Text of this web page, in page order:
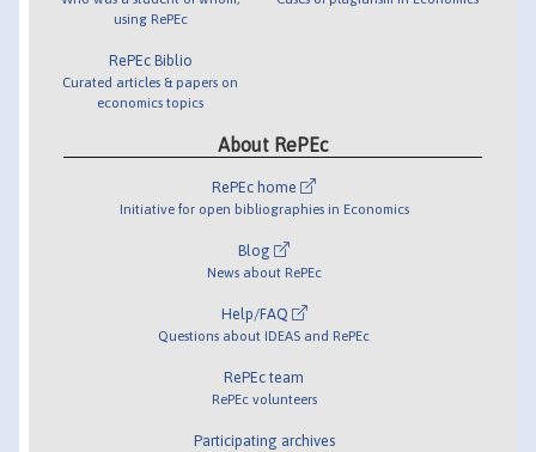
using RePEc
RePEc Biblio
Curated articles & papers on
economics topics
About RePEc
RePEc home
Initiative for open bibliographies in Economics
Blog
News about RePEc
Help/FAQ
Questions about IDEAS and RePEc
RePEc team
RePEc volunteers
Participating archives